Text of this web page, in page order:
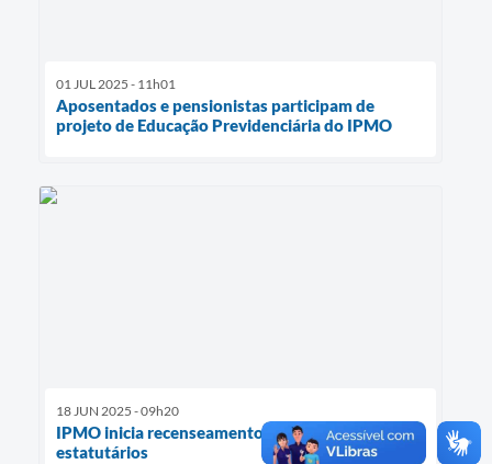
01 JUL 2025 - 11h01
Aposentados e pensionistas participam de
projeto de Educação Previdenciária do IPMO
18 JUN 2025 - 09h20
IPMO inicia recenseamento com servidores
estatutários